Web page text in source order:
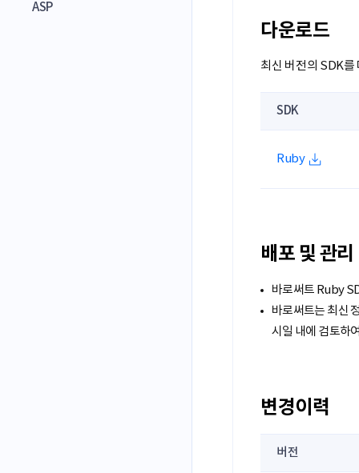
ASP
다운로드
최신 버전의 SDK를
SDK
Ruby
배포 및 관리
바로써트 Ruby
바로써트는 최신
시일 내에 검토하
변경이력
버전